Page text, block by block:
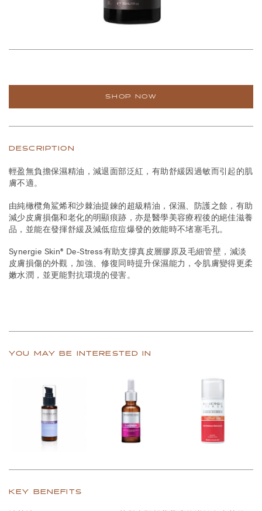
SHOP NOW
DESCRIPTION
輕盈無負擔保濕精油，減退面部泛紅，有助舒緩因過敏而引起的肌
膚不適。
由純橄欖角鯊烯和沙棘油提鍊的超級精油，保濕、防護之餘，有助
減少皮膚損傷和老化的明顯痕跡，亦是醫學美容療程後的絕佳滋養
品，並能在發揮舒緩及減低痘痘爆發的效能時不堵塞毛孔。
Synergie Skin® De-Stress有助支撐真皮層膠原及毛細管壁，減淡
皮膚損傷的外觀，加強、修復同時提升保濕能力，令肌膚變得更柔
嫩水潤，並更能對抗環境的侵害。
YOU MAY BE INTERESTED IN
KEY BENEFITS